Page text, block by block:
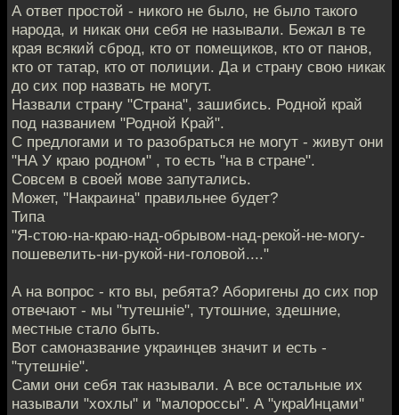
А ответ простой - никого не было, не было такого
народа, и никак они себя не называли. Бежал в те
края всякий сброд, кто от помещиков, кто от панов,
кто от татар, кто от полиции. Да и страну свою никак
до сих пор назвать не могут.
Назвали страну "Страна", зашибись. Родной край
под названием "Родной Край".
С предлогами и то разобраться не могут - живут они
"НА У краю родном" , то есть "на в стране".
Совсем в своей мове запутались.
Может, "Накраина" правильнее будет?
Типа
"Я-стою-на-краю-над-обрывом-над-рекой-не-могу-
пошевелить-ни-рукой-ни-головой...."
А на вопрос - кто вы, ребята? Аборигены до сих пор
отвечают - мы "тутешнiе", тутошние, здешние,
местные стало быть.
Вот самоназвание украинцев значит и есть -
"тутешнiе".
Сами они себя так называли. А все остальные их
называли "хохлы" и "малороссы". А "украИнцами"